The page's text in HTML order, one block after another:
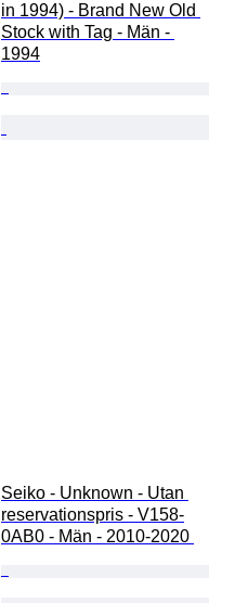
in 1994) - Brand New Old
Stock with Tag - Män -
1994
Seiko - Unknown - Utan
reservationspris - V158-
0AB0 - Män - 2010-2020